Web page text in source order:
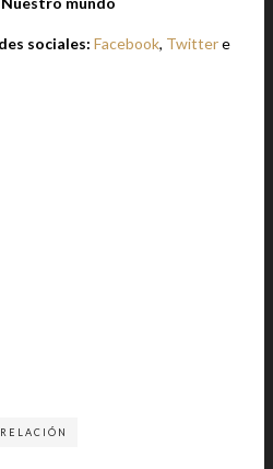
sociales: Facebook, Twittere
RELACIÓN